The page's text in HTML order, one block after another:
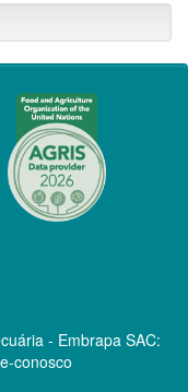
- Embrapa SAC:
conosco